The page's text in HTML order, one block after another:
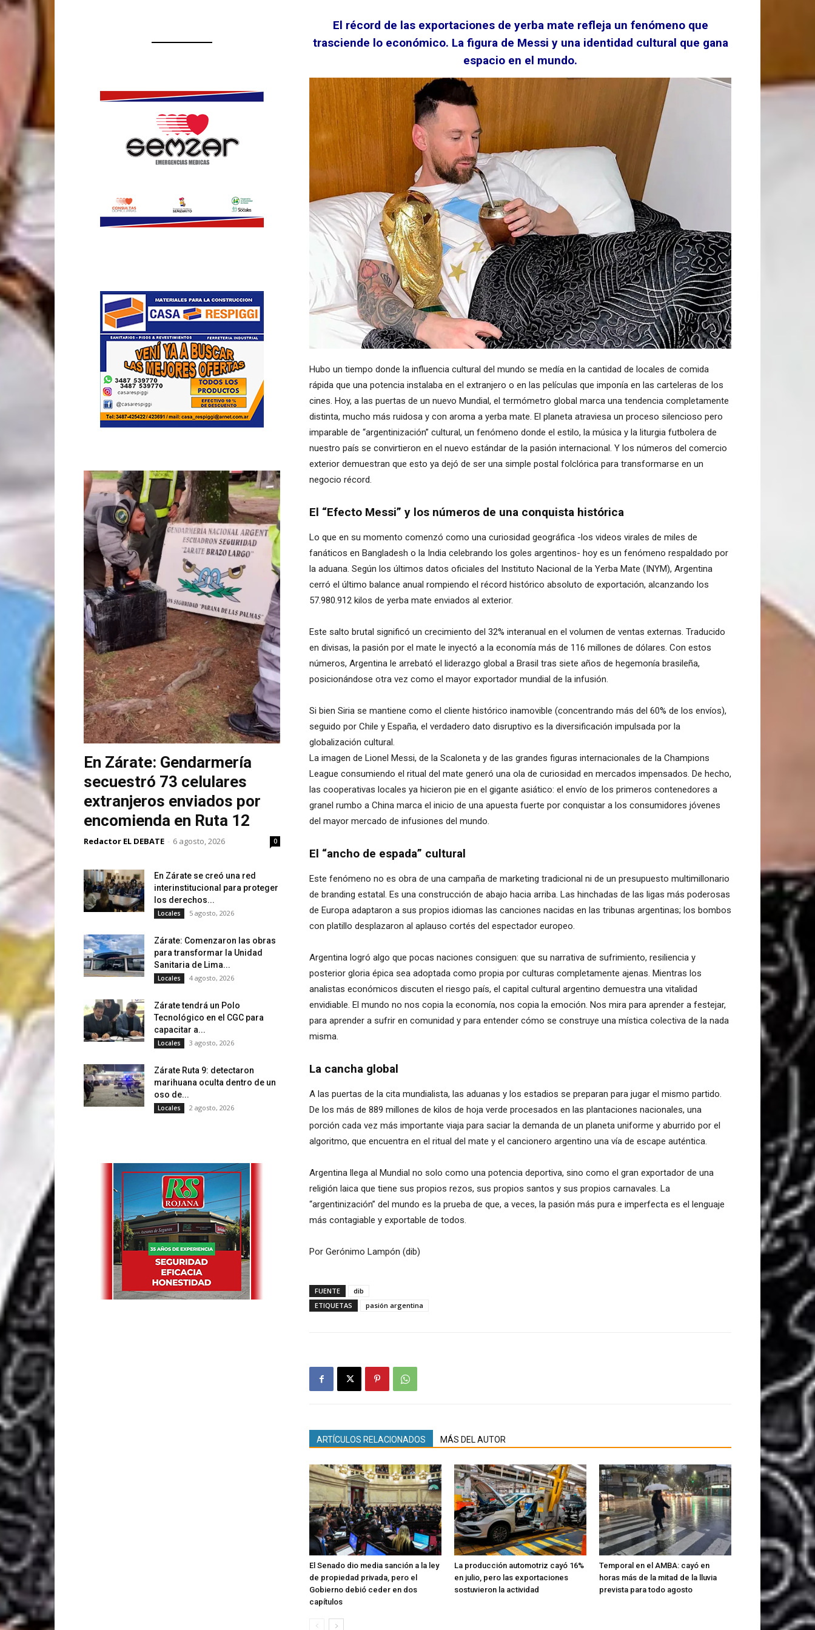
El récord de las exportaciones de yerba mate refleja un fenómeno que
trasciende lo económico. La figura de Messi y una identidad cultural que gana
espacio en el mundo.
Hubo un tiempo donde la influencia cultural del mundo se medía en la cantidad de locales de comida
rápida que una potencia instalaba en el extranjero o en las películas que imponía en las carteleras de los
cines. Hoy, a las puertas de un nuevo Mundial, el termómetro global marca una tendencia completamente
distinta, mucho más ruidosa y con aroma a yerba mate. El planeta atraviesa un proceso silencioso pero
imparable de “argentinización” cultural, un fenómeno donde el estilo, la música y la liturgia futbolera de
nuestro país se convirtieron en el nuevo estándar de la pasión internacional. Y los números del comercio
exterior demuestran que esto ya dejó de ser una simple postal folclórica para transformarse en un
negocio récord.
El “Efecto Messi” y los números de una conquista histórica
Lo que en su momento comenzó como una curiosidad geográfica -los videos virales de miles de
fanáticos en Bangladesh o la India celebrando los goles argentinos- hoy es un fenómeno respaldado por
la aduana. Según los últimos datos oficiales del Instituto Nacional de la Yerba Mate (INYM), Argentina
cerró el último balance anual rompiendo el récord histórico absoluto de exportación, alcanzando los
57.980.912 kilos de yerba mate enviados al exterior.
Este salto brutal significó un crecimiento del 32% interanual en el volumen de ventas externas. Traducido
en divisas, la pasión por el mate le inyectó a la economía más de 116 millones de dólares. Con estos
números, Argentina le arrebató el liderazgo global a Brasil tras siete años de hegemonía brasileña,
posicionándose otra vez como el mayor exportador mundial de la infusión.
Si bien Siria se mantiene como el cliente histórico inamovible (concentrando más del 60% de los envíos),
seguido por Chile y España, el verdadero dato disruptivo es la diversificación impulsada por la
globalización cultural.
La imagen de Lionel Messi, de la Scaloneta y de las grandes figuras internacionales de la Champions
League consumiendo el ritual del mate generó una ola de curiosidad en mercados impensados. De hecho,
las cooperativas locales ya hicieron pie en el gigante asiático: el envío de los primeros contenedores a
granel rumbo a China marca el inicio de una apuesta fuerte por conquistar a los consumidores jóvenes
del mayor mercado de infusiones del mundo.
El “ancho de espada” cultural
Este fenómeno no es obra de una campaña de marketing tradicional ni de un presupuesto multimillonario
de branding estatal. Es una construcción de abajo hacia arriba. Las hinchadas de las ligas más poderosas
de Europa adaptaron a sus propios idiomas las canciones nacidas en las tribunas argentinas; los bombos
con platillo desplazaron al aplauso cortés del espectador europeo.
Argentina logró algo que pocas naciones consiguen: que su narrativa de sufrimiento, resiliencia y
posterior gloria épica sea adoptada como propia por culturas completamente ajenas. Mientras los
analistas económicos discuten el riesgo país, el capital cultural argentino demuestra una vitalidad
envidiable. El mundo no nos copia la economía, nos copia la emoción. Nos mira para aprender a festejar,
para aprender a sufrir en comunidad y para entender cómo se construye una mística colectiva de la nada
misma.
La cancha global
A las puertas de la cita mundialista, las aduanas y los estadios se preparan para jugar el mismo partido.
De los más de 889 millones de kilos de hoja verde procesados en las plantaciones nacionales, una
porción cada vez más importante viaja para saciar la demanda de un planeta uniforme y aburrido por el
algoritmo, que encuentra en el ritual del mate y el cancionero argentino una vía de escape auténtica.
Argentina llega al Mundial no solo como una potencia deportiva, sino como el gran exportador de una
religión laica que tiene sus propios rezos, sus propios santos y sus propios carnavales. La
“argentinización” del mundo es la prueba de que, a veces, la pasión más pura e imperfecta es el lenguaje
más contagiable y exportable de todos.
Por Gerónimo Lampón (dib)
FUENTE
dib
ETIQUETAS
pasión argentina
ARTÍCULOS RELACIONADOS MÁS DEL AUTOR
El Senado dio media sanción a la ley
de propiedad privada, pero el
Gobierno debió ceder en dos
capítulos
La producción automotriz cayó 16%
en julio, pero las exportaciones
sostuvieron la actividad
Temporal en el AMBA: cayó en
horas más de la mitad de la lluvia
prevista para todo agosto
En Zárate: Gendarmería
secuestró 73 celulares
extranjeros enviados por
encomienda en Ruta 12
Redactor EL DEBATE - 6 agosto, 2026 0
En Zárate se creó una red
interinstitucional para proteger
los derechos...
Locales 5 agosto, 2026
Zárate: Comenzaron las obras
para transformar la Unidad
Sanitaria de Lima...
Locales 4 agosto, 2026
Zárate tendrá un Polo
Tecnológico en el CGC para
capacitar a...
Locales 3 agosto, 2026
Zárate Ruta 9: detectaron
marihuana oculta dentro de un
oso de...
Locales 2 agosto, 2026